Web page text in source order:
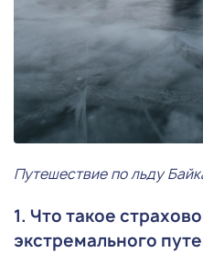
Путешествие по льду
1. Что такое
экстремального